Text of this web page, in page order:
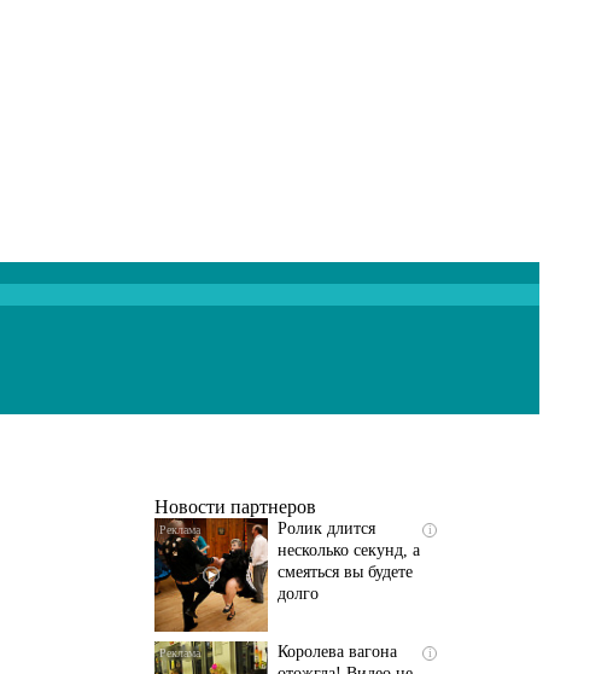
Новости партнеров
i
Ролик длится
несколько секунд, а
смеяться вы будете
долго
i
Королева вагона